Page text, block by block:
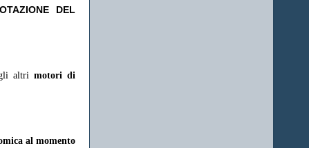
DEL
altrimotori di
al momento